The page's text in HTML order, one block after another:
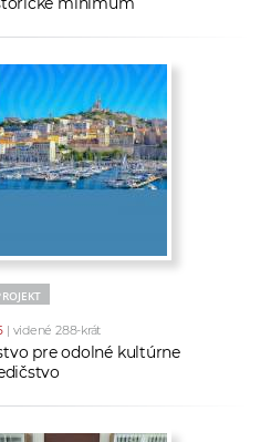
| videné 288-krát
pre odolné kultúrne